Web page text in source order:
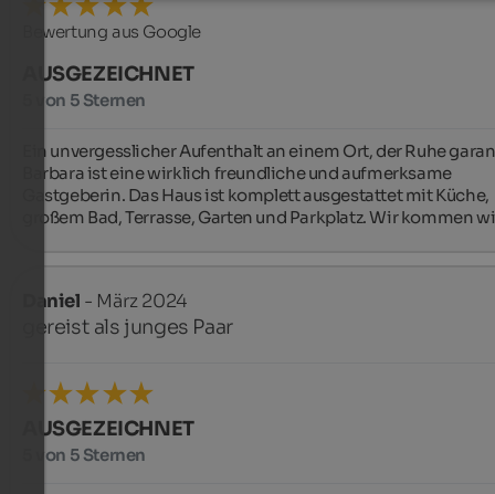
Bewertung aus Google
AUSGEZEICHNET
5 von 5 Sternen
Ein unvergesslicher Aufenthalt an einem Ort, der Ruhe
Barbara ist eine wirklich freundliche und aufmerksame
Gastgeberin. Das Haus ist komplett ausgestattet mit Küche,
großem Bad, Terrasse, Garten und Parkplatz. Wir kommen
Daniel - März 2024
gereist als junges Paar
AUSGEZEICHNET
5 von 5 Sternen